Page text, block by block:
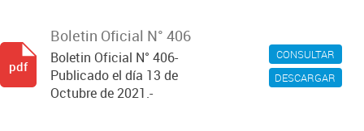
CONSULTAR
DESCARGAR
Boletin Oficial N° 406
Boletin Oficial N° 406-
Publicado el día 13 de
Octubre de 2021.-
pdf